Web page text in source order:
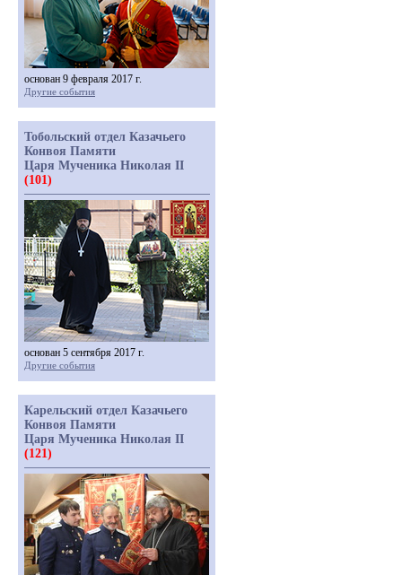
основан 9 февраля 2017 г.
Другие события
Тобольский отдел Казачьего
Конвоя Памяти
Царя Мученика Николая II
(101)
основан 5 сентября 2017 г.
Другие события
Карельский отдел Казачьего
Конвоя Памяти
Царя Мученика Николая II
(121)